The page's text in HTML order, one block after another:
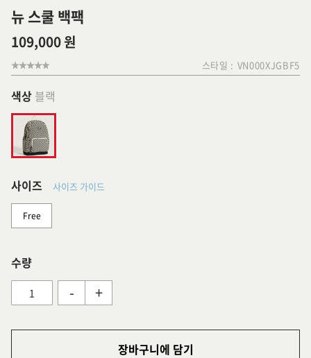
뉴 스쿨 백팩
109,000 원
스타일 : VN000XJGBF5
색상 블랙
사이즈 사이즈 가이드
Free
수량
- +
장바구니에 담기